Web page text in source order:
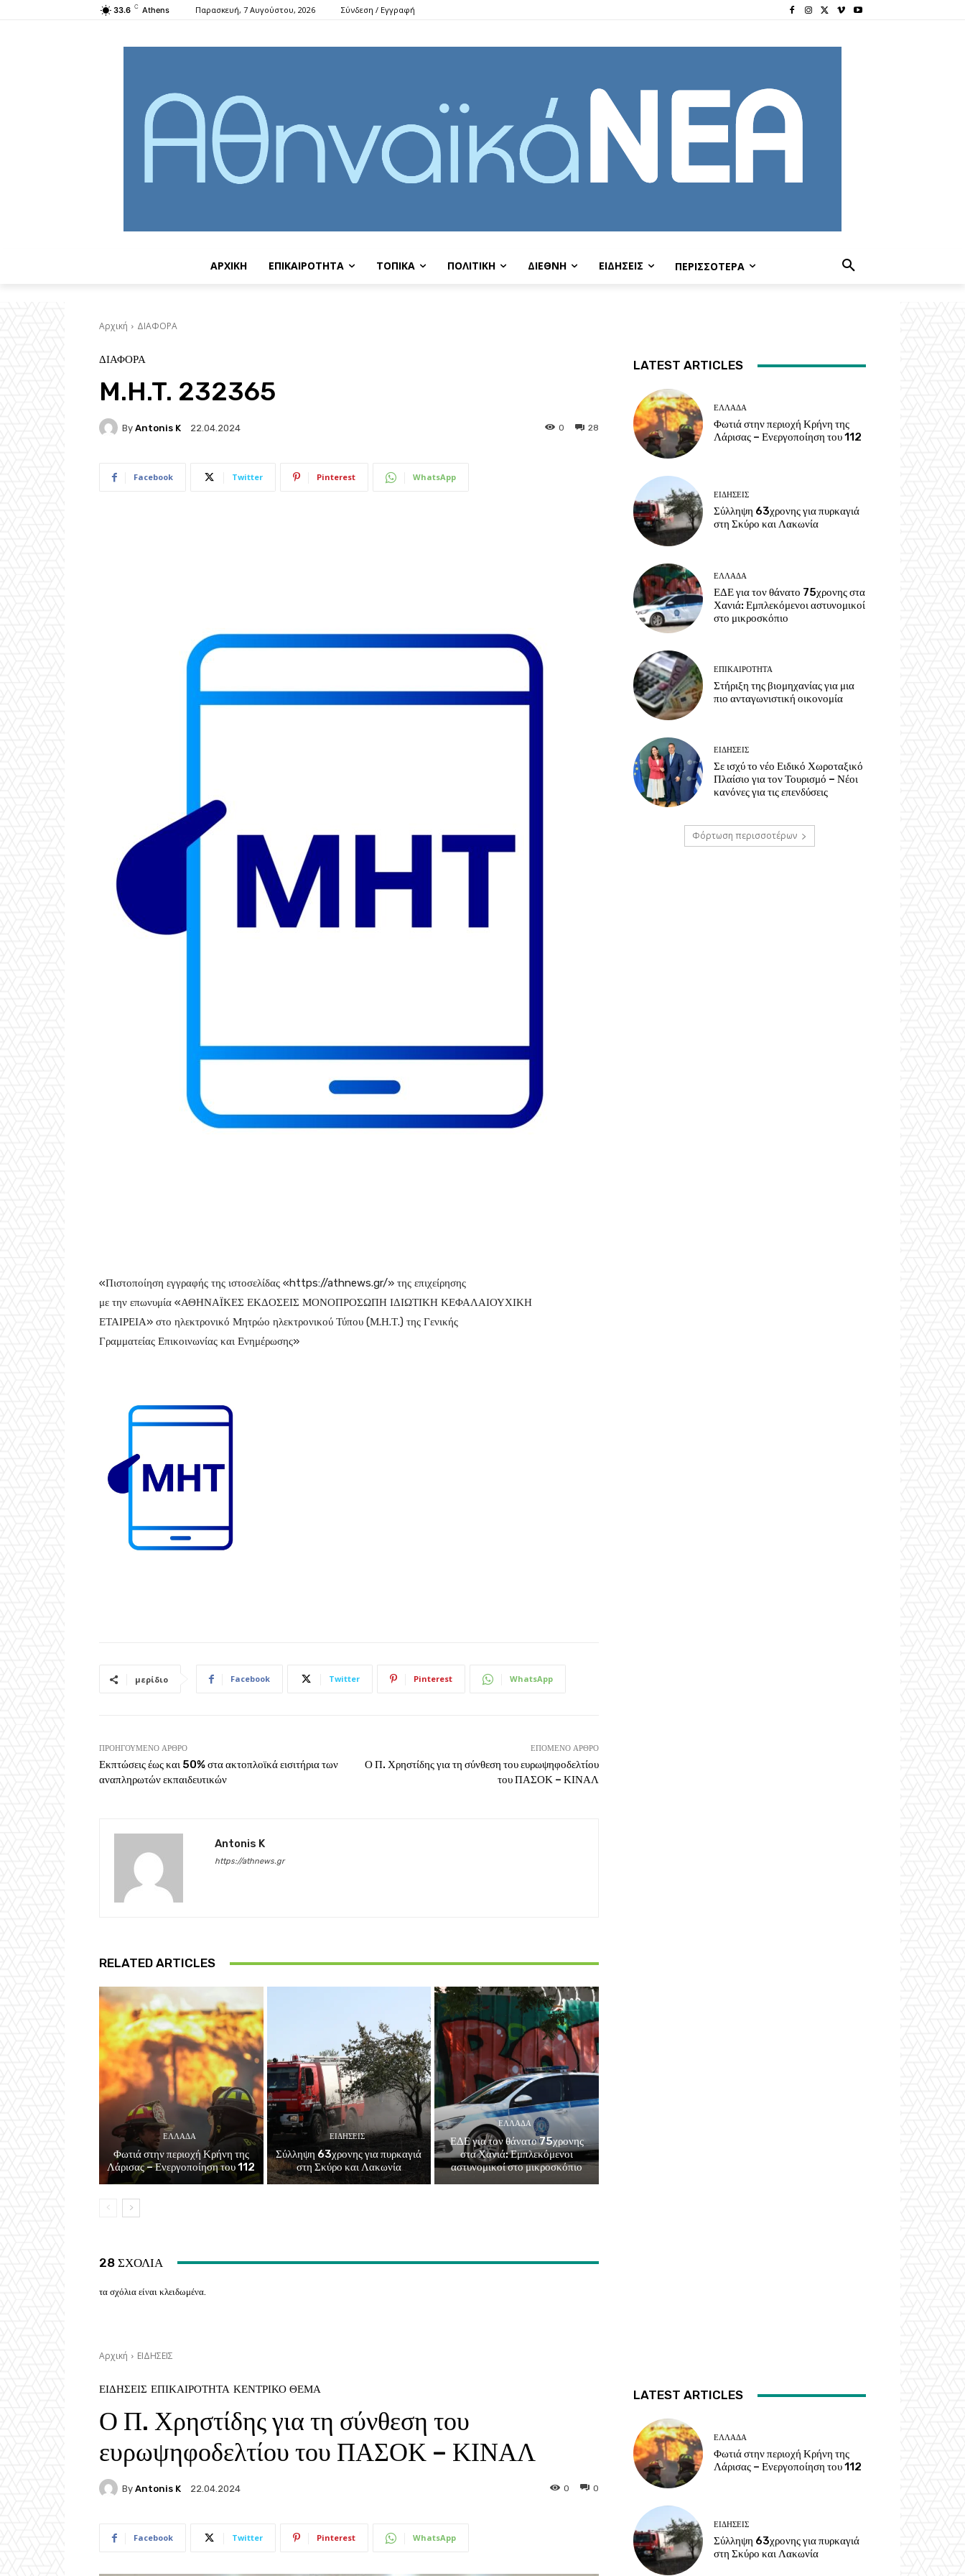
33.6 C Athens Παρασκευή, 7 Αυγούστου, 2026 Σύνδεση / Εγγραφή
ΑΡΧΙΚΗ ΕΠΙΚΑΙΡΟΤΗΤΑ ΤΟΠΙΚΑ ΠΟΛΙΤΙΚΗ ΔΙΕΘΝΗ EIΔΗΣΕΙΣ ΠΕΡΙΣΣΟΤΕΡΑ
Αρχική ΔΙΑΦΟΡΑ
ΔΙΑΦΟΡΑ
M.H.T. 232365
By Antonis K 22.04.2024 28
0
Facebook Twitter Pinterest WhatsApp
«Πιστοποίηση εγγραφής της ιστοσελίδας «https://athnews.gr/» της επιχείρησης
με την επωνυμία «ΑΘΗΝΑΪΚΕΣ ΕΚΔΟΣΕΙΣ ΜΟΝΟΠΡΟΣΩΠΗ ΙΔΙΩΤΙΚΗ ΚΕΦΑΛΑΙΟΥΧΙΚΗ
ΕΤΑΙΡΕΙΑ» στο ηλεκτρονικό Μητρώο ηλεκτρονικού Τύπου (Μ.Η.Τ.) της Γενικής
Γραμματείας Επικοινωνίας και Ενημέρωσης»
μερίδιο Facebook Twitter Pinterest WhatsApp
ΠΡΟΗΓΟΎΜΕΝΟ ΆΡΘΡΟ
Εκπτώσεις έως και 50% στα ακτοπλοϊκά εισιτήρια των
αναπληρωτών εκπαιδευτικών
ΕΠΌΜΕΝΟ ΆΡΘΡΟ
Ο Π. Χρηστίδης για τη σύνθεση του ευρωψηφοδελτίου
του ΠΑΣΟΚ – ΚΙΝΑΛ
Antonis K
https://athnews.gr
RELATED ARTICLES
ΕΛΛΑΔΑ
Φωτιά στην περιοχή Κρήνη της
Λάρισας – Ενεργοποίηση του 112
ΕΙΔΗΣΕΙΣ
Σύλληψη 63χρονης για πυρκαγιά
στη Σκύρο και Λακωνία
ΕΛΛΑΔΑ
ΕΔΕ για τον θάνατο 75χρονης
στα Χανιά: Εμπλεκόμενοι
αστυνομικοί στο μικροσκόπιο
28 ΣΧΟΛΙΑ
τα σχόλια είναι κλειδωμένα.
LATEST ARTICLES
ΕΛΛΑΔΑ
Φωτιά στην περιοχή Κρήνη της
Λάρισας – Ενεργοποίηση του 112
ΕΙΔΗΣΕΙΣ
Σύλληψη 63χρονης για πυρκαγιά
στη Σκύρο και Λακωνία
ΕΛΛΑΔΑ
ΕΔΕ για τον θάνατο 75χρονης στα
Χανιά: Εμπλεκόμενοι αστυνομικοί
στο μικροσκόπιο
ΕΠΙΚΑΙΡΟΤΗΤΑ
Στήριξη της βιομηχανίας για μια
πιο ανταγωνιστική οικονομία
ΕΙΔΗΣΕΙΣ
Σε ισχύ το νέο Ειδικό Χωροταξικό
Πλαίσιο για τον Τουρισμό – Νέοι
κανόνες για τις επενδύσεις
Φόρτωση περισσοτέρων